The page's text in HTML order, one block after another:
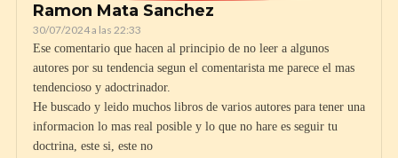
Ramon Mata Sanchez
30/07/2024 a las 22:33
Ese comentario que hacen al principio de no leer a algunos
autores por su tendencia segun el comentarista me parece el mas
tendencioso y adoctrinador.
He buscado y leido muchos libros de varios autores para tener una
informacion lo mas real posible y lo que no hare es seguir tu
doctrina, este si, este no